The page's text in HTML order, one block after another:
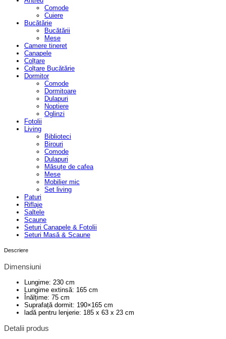
Comode
Cuiere
Bucătărie
Bucătării
Mese
Camere tineret
Canapele
Colțare
Colțare Bucătărie
Dormitor
Comode
Dormitoare
Dulapuri
Noptiere
Oglinzi
Fotolii
Living
Biblioteci
Birouri
Comode
Dulapuri
Măsuțe de cafea
Mese
Mobilier mic
Set living
Paturi
Riflaje
Saltele
Scaune
Seturi Canapele & Fotolii
Seturi Masă & Scaune
Descriere
Dimensiuni
Lungime: 230 cm
Lungime extinsă: 165 cm
Înălțime: 75 cm
Suprafață dormit: 190×165 cm
ladă pentru lenjerie: 185 x 63 x 23 cm
Detalii produs